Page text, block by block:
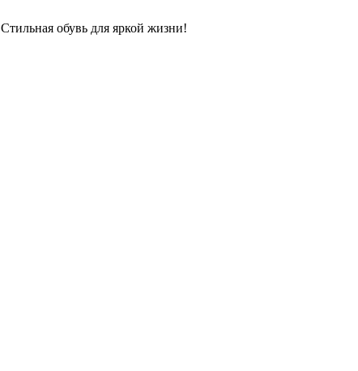
Стильная обувь для яркой жизни!